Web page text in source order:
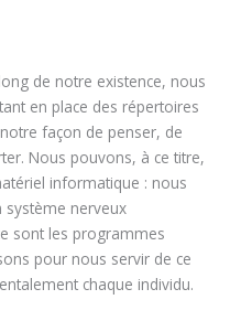
de notre existence, nous
en place des répertoires
façon de penser, de
Nous pouvons, à ce titre,
informatique : nous
système nerveux
sont les programmes
pour nous servir de ce
chaque individu.